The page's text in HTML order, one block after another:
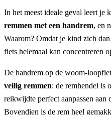
In het meest ideale geval leert je
remmen met een handrem, en
Waarom? Omdat je kind zich
fiets helemaal kan concentreren
De handrem op de woom-
veilig remmen: de remhendel is
reikwijdte perfect aanpassen aan
Bovendien is de rem heel